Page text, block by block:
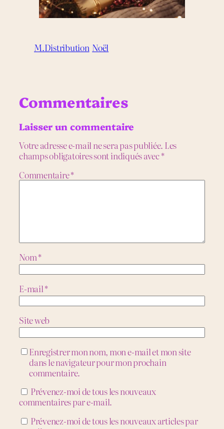
M.Distribution Noël
Commentaires
Laisser un commentaire
Votre adresse e-mail ne sera pas publiée. Les
champs obligatoires sont indiqués avec*
Commentaire*
Nom*
E-mail*
Site web
Enregistrer mon nom, mon e-mail et mon site
dans le navigateur pour mon prochain
commentaire.
Prévenez-moi de tous les nouveaux
commentaires par e-mail.
Prévenez-moi de tous les nouveaux articles par